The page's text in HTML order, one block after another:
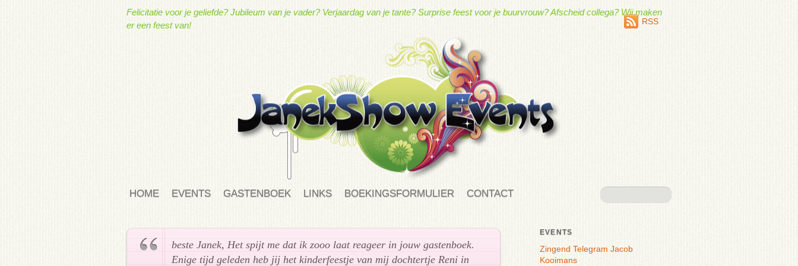
Felicitatie voor je geliefde? Jubileum van je vader? Verjaardag van je tante? Surprise feest voor je buurvrouw? Afscheid collega? Wij maken
er een feest van!
RSS
HOME EVENTS GASTENBOEK LINKS BOEKINGSFORMULIER CONTACT
beste Janek, Het spijt me dat ik zooo laat reageer in jouw gastenboek.
Enige tijd geleden heb jij het kinderfeestje van mij dochtertje Reni in
EVENTS
Zingend Telegram Jacob
Kooimans